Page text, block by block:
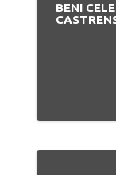
BENI